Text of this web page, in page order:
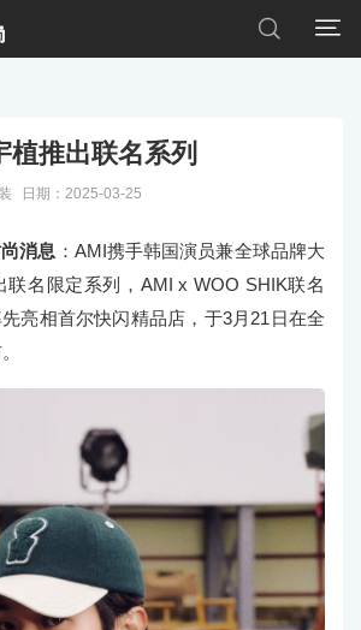


植推出联名系列
日期：2025-03-25
消息 ：AMI携手韩国演员兼全球品牌大
联名限定系列，AMI x WOO SHIK联名
亮相首尔快闪精品店，于3月21日在全